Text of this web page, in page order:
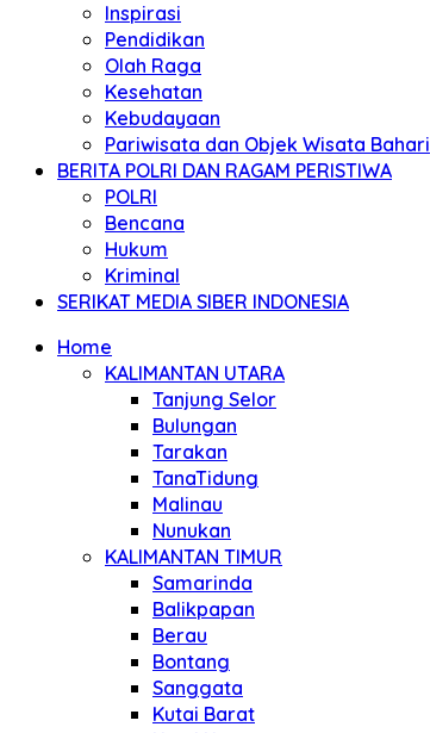
Inspirasi
Pendidikan
Olah Raga
Kesehatan
Kebudayaan
Pariwisata dan Objek Wisata Bahari
BERITA POLRI DAN RAGAM PERISTIWA
POLRI
Bencana
Hukum
Kriminal
SERIKAT MEDIA SIBER INDONESIA
Home
KALIMANTAN UTARA
Tanjung Selor
Bulungan
Tarakan
TanaTidung
Malinau
Nunukan
KALIMANTAN TIMUR
Samarinda
Balikpapan
Berau
Bontang
Sanggata
Kutai Barat